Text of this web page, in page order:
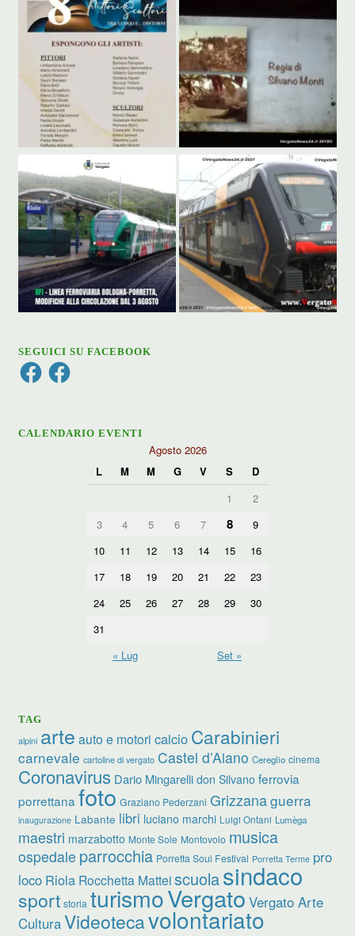
SEGUICI SU FACEBOOK
FacebookFacebook
CALENDARIO EVENTI
Agosto 2026
L
M M G V S
D
1
2
3
4 5 6 7 8
9
10
11 12 13 14 15
16
17
18 19 20 21 22
23
24
25 26 27 28 29
30
31
« Lug
Set »
TAG
alpini arte auto e motori calcio Carabinieri
carnevale cartoline di vergato Castel d’Aiano Cereglio cinema
Coronavirus Dario Mingarelli don Silvano ferrovia
porrettana foto Graziano Pederzani Grizzanaguerra
inaugurazione Labante libri luciano marchi Luigi Ontani Lumèga
maestri marzabotto Monte Sole Montovolo musica
ospedale parrocchia Porretta Soul Festival Porretta Terme pro
loco Riola Rocchetta Matteiscuolasindaco
sport storia turismoVergato Vergato Arte
CulturaVideotecavolontariato